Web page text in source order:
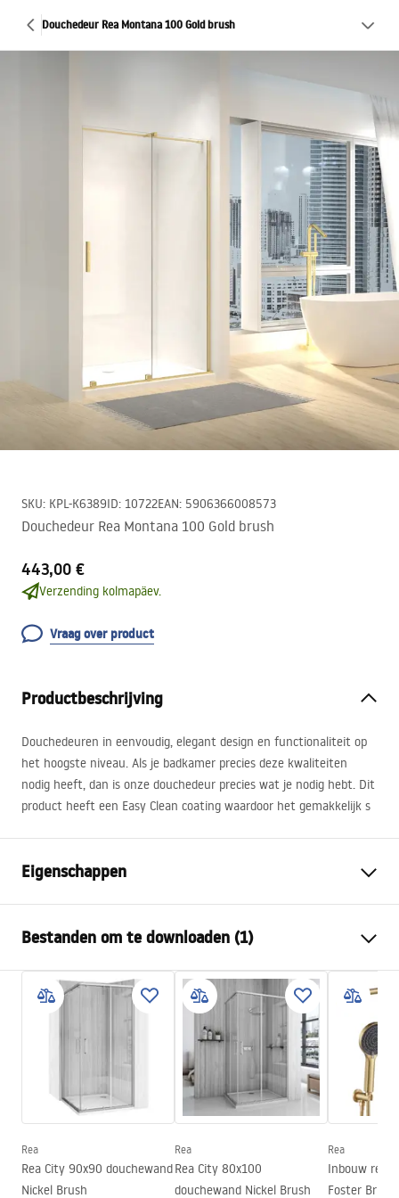
Douchedeur Rea Montana 100 Gold brush
SKU: KPL-K6389ID: 10722EAN: 5906366008573
Douchedeur Rea Montana 100 Gold brush
443,00 €
Verzending kolmapäev.
Vraag over product
Productbeschrijving
Douchedeuren in eenvoudig, elegant design en functionaliteit op
het hoogste niveau. Als je badkamer precies deze kwaliteiten
nodig heeft, dan is onze douchedeur precies wat je nodig hebt. Dit
product heeft een Easy Clean coating waardoor het gemakkelijk s
Eigenschappen
Afmetingen van de deur
100
De richting van de deur
Universeel
Glasdikte:
6 mm
200
Profielmateriaal
Aluminium
Materiaal hanteren:
Aluminium
Richting van opening
Easy Clean-coating
Ja, aan één kant van het glas
Bestanden om te downloaden (1)
Manual
Instrukcja Drzwi Montana.pdf
Rea
Rea City 90x90 douchewand
Nickel Brush
Rea
Rea City 80x100
douchewand Nickel Brush
Rea
Inbouw